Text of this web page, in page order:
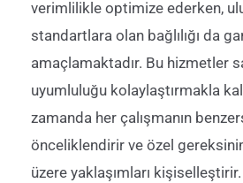
verimlilikle optimize ederken,
standartlara olan bağlılığı da
amaçlamaktadır. Bu hizmetler
uyumluluğu kolaylaştırmakla
zamanda her çalışmanın
önceliklendirir ve özel
üzere yaklaşımları kişiselleştirir.